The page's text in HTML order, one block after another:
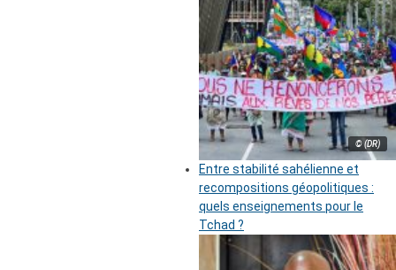
© (DR)
Entre stabilité sahélienne et
recompositions géopolitiques :
quels enseignements pour le
Tchad ?